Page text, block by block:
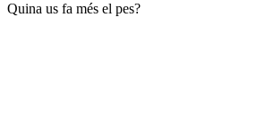
Quina us fa més el pes?